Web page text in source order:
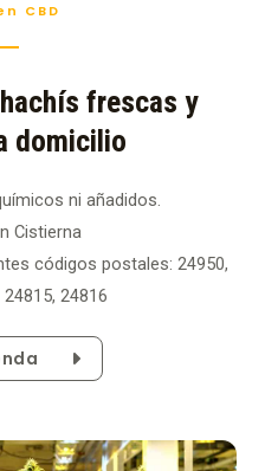
CBD
frescas y
domicilio
ni añadidos.
Cistierna
códigos postales: 24950,
24816